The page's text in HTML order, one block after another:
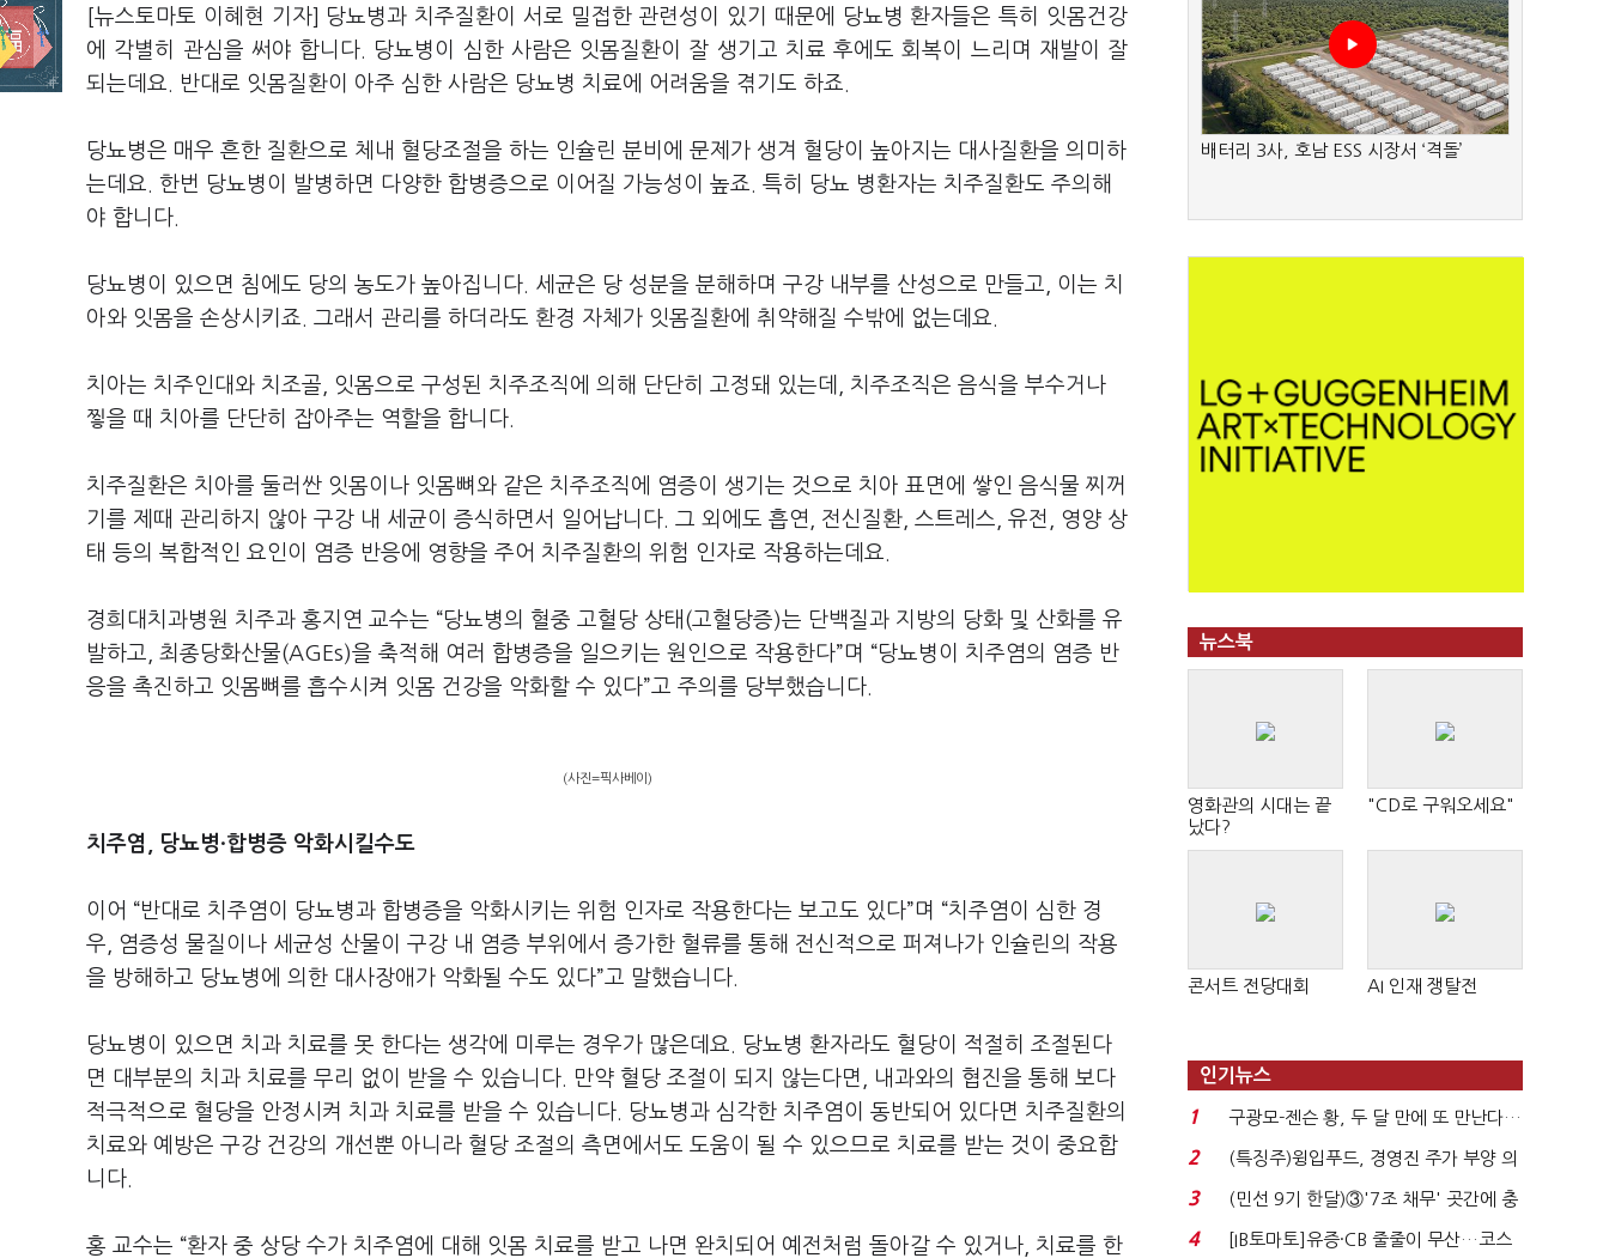
[뉴스토마토 이혜현 기자] 당뇨병과 치주질환이 서로 밀접한 관련성이 있기 때문에 당뇨병 환자들은 특히 잇몸건강
에 각별히 관심을 써야 합니다. 당뇨병이 심한 사람은 잇몸질환이 잘 생기고 치료 후에도 회복이 느리며 재발이 잘
되는데요. 반대로 잇몸질환이 아주 심한 사람은 당뇨병 치료에 어려움을 겪기도 하죠.
당뇨병은 매우 흔한 질환으로 체내 혈당조절을 하는 인슐린 분비에 문제가 생겨 혈당이 높아지는 대사질환을 의미하
는데요. 한번 당뇨병이 발병하면 다양한 합병증으로 이어질 가능성이 높죠. 특히 당뇨 병환자는 치주질환도 주의해
야 합니다.
당뇨병이 있으면 침에도 당의 농도가 높아집니다. 세균은 당 성분을 분해하며 구강 내부를 산성으로 만들고, 이는 치
아와 잇몸을 손상시키죠. 그래서 관리를 하더라도 환경 자체가 잇몸질환에 취약해질 수밖에 없는데요.
치아는 치주인대와 치조골, 잇몸으로 구성된 치주조직에 의해 단단히 고정돼 있는데, 치주조직은 음식을 부수거나
찧을 때 치아를 단단히 잡아주는 역할을 합니다.
치주질환은 치아를 둘러싼 잇몸이나 잇몸뼈와 같은 치주조직에 염증이 생기는 것으로 치아 표면에 쌓인 음식물 찌꺼
기를 제때 관리하지 않아 구강 내 세균이 증식하면서 일어납니다. 그 외에도 흡연, 전신질환, 스트레스, 유전, 영양 상
태 등의 복합적인 요인이 염증 반응에 영향을 주어 치주질환의 위험 인자로 작용하는데요.
경희대치과병원 치주과 홍지연 교수는 “당뇨병의 혈중 고혈당 상태(고혈당증)는 단백질과 지방의 당화 및 산화를 유
발하고, 최종당화산물(AGEs)을 축적해 여러 합병증을 일으키는 원인으로 작용한다”며 “당뇨병이 치주염의 염증 반
응을 촉진하고 잇몸뼈를 흡수시켜 잇몸 건강을 악화할 수 있다”고 주의를 당부했습니다.
(사진=픽사베이)
치주염, 당뇨병·합병증 악화시킬수도
이어 “반대로 치주염이 당뇨병과 합병증을 악화시키는 위험 인자로 작용한다는 보고도 있다”며 “치주염이 심한 경
우, 염증성 물질이나 세균성 산물이 구강 내 염증 부위에서 증가한 혈류를 통해 전신적으로 퍼져나가 인슐린의 작용
을 방해하고 당뇨병에 의한 대사장애가 악화될 수도 있다”고 말했습니다.
당뇨병이 있으면 치과 치료를 못 한다는 생각에 미루는 경우가 많은데요. 당뇨병 환자라도 혈당이 적절히 조절된다
면 대부분의 치과 치료를 무리 없이 받을 수 있습니다. 만약 혈당 조절이 되지 않는다면, 내과와의 협진을 통해 보다
적극적으로 혈당을 안정시켜 치과 치료를 받을 수 있습니다. 당뇨병과 심각한 치주염이 동반되어 있다면 치주질환의
치료와 예방은 구강 건강의 개선뿐 아니라 혈당 조절의 측면에서도 도움이 될 수 있으므로 치료를 받는 것이 중요합
니다.
홍 교수는 “환자 중 상당 수가 치주염에 대해 잇몸 치료를 받고 나면 완치되어 예전처럼 돌아갈 수 있거나, 치료를 한
배터리 3사, 호남 ESS 시장서 ‘격돌’
뉴스북
영화관의 시대는 끝
났다?
"CD로 구워오세요"
콘서트 전당대회 AI 인재 쟁탈전
인기뉴스
1
구광모-젠슨 황, 두 달 만에 또 만난다…
로봇·AI 등 논...
2
(특징주)윙입푸드, 경영진 주가 부양 의
지에 상한가...
3
(민선 9기 한달)③'7조 채무' 곳간에 충
격…추미애, 20년...
4
[IB토마토]유증·CB 줄줄이 무산…코스